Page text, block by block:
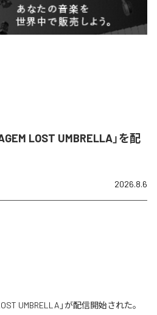
LOST UMBRELLA」を配
2026.8.6
UMBRELLA」が配信開始された。